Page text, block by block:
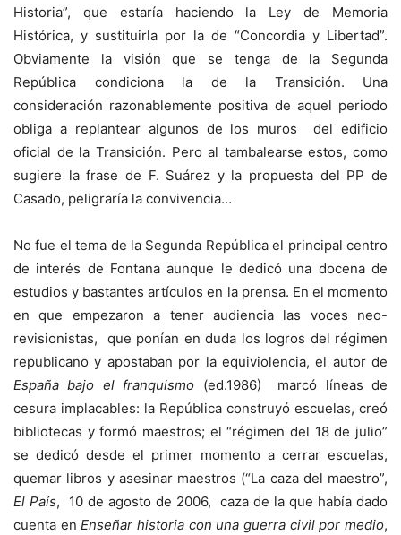
Historia”, que estaría haciendo la Ley de Memoria
Histórica, y sustituirla por la de “Concordia y Libertad”.
Obviamente la visión que se tenga de la Segunda
República condiciona la de la Transición. Una
consideración razonablemente positiva de aquel periodo
obliga a replantear algunos de los muros del edificio
oficial de la Transición. Pero al tambalearse estos, como
sugiere la frase de F. Suárez y la propuesta del PP de
Casado, peligraría la convivencia…
No fue el tema de la Segunda República el principal centro
de interés de Fontana aunque le dedicó una docena de
estudios y bastantes artículos en la prensa. En el momento
en que empezaron a tener audiencia las voces neo-
revisionistas, que ponían en duda los logros del régimen
republicano y apostaban por la equiviolencia, el autor de
España bajo el franquismo (ed.1986) marcó líneas de
cesura implacables: la República construyó escuelas, creó
bibliotecas y formó maestros; el “régimen del 18 de julio”
se dedicó desde el primer momento a cerrar escuelas,
quemar libros y asesinar maestros (“La caza del maestro”,
El País, 10 de agosto de 2006, caza de la que había dado
cuenta enEnseñar historia con una guerra civil por medio,